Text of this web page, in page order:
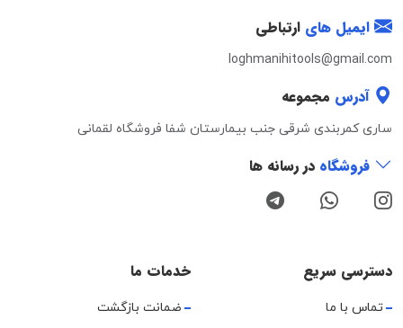
ایمیل های ارتباطی
loghmanihitools@gmail.com
آدرس مجموعه
ساری کمربندی شرقی جنب بیمارستان شفا فروشگاه لقمانی
فروشگاه در رسانه ها
دسترسی سریع
تماس با ما
خدمات ما
ضمانت بازگشت